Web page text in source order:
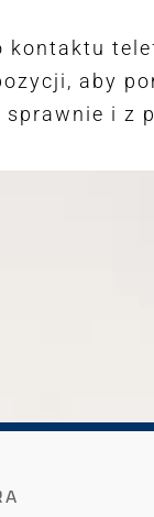
kontaktu
aby
sprawnie i z